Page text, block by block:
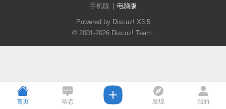
手机版 电脑版
Powered by Discuz! X3.5
© 2001-2026 Discuz! Team.
首页 动态 发现 我的